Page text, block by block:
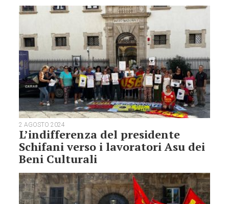
2 AGOSTO 2024
L’indifferenza del presidente
Schifani verso i lavoratori Asu dei
Beni Culturali